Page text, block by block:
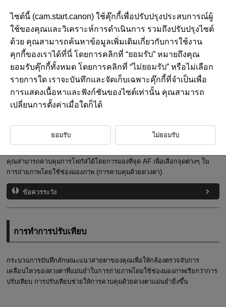
D310-024
การใช้การควบคุมด้วยดวงตา
การทำการปรับเทียบ
การใช้การควบคุมด้วยดวงตาสำหรับ AF
การกำหนดค่าการแสดงตัวชี้
การจัดการข้อมูลการปรับเทียบ
คุณสามารถควบคุมการโฟกัสได้โดยการมองที่จุด AF เพื่อเลือกจุดต่างๆ ใน
การถ่ายภาพโดยใช้ช่องมองภาพ (การควบคุมด้วยดวงตา)
ข้อควรระวัง
การทำการปรับเทียบ
กระบวนการบันทึกลักษณะแนวสายตาของคุณเพื่อให้กล้องตรวจจับการ
เคลื่อนไหวของดวงตาที่แม่นยำในการถ่ายภาพโดยใช้ช่องมองภาพเรียกว่าการ
ปรับเทียบ การปรับเทียบช่วยให้การควบคุมด้วยดวงตาแม่นยำยิ่งขึ้น
ไซต์นี้ (cam.start.canon) ใช้คุ๊กกี้เพื่อปรับปรุงประสบการณ์ผู้
ใช้ของคุณและวิเคราะห์การดำเนินการ รวมถึงปรับปรุงไซต์
ด้วย คุณสามารถค้นหาข้อมูลเพิ่มเติมเกี่ยวกับการใช้งาน
คุกกี้ของเราได้ที่นี่โดยการคลิกที่ “ยอมรับ” หมายถึงคุณ
ยอมรับคุ๊กกี้ทั้งหมด โดยการคลิกที่ “ไม่ยอมรับ” หรือไม่เลือก
รายการใด เราจะบันทึกและจัดเก็บเฉพาะคุ๊กกี้ที่จำเป็นเพื่อ
การแสดงเนื้อหาและฟังก์ชันของไซต์เท่านั้น คุณสามารถ
เปลี่ยนการตั้งค่าเมื่อใดก็ได้
ยอมรับ ไม่ยอมรับ